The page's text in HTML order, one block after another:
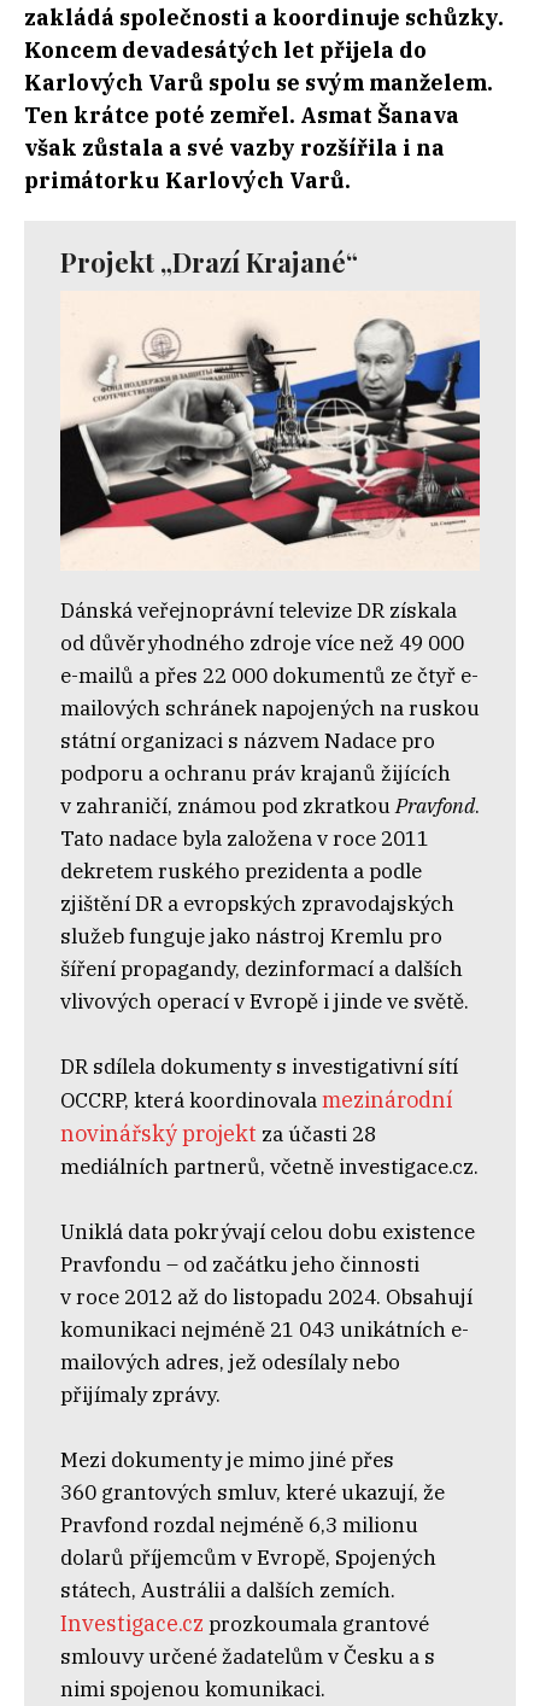
zakládá společnosti a koordinuje schůzky.
Koncem devadesátých let přijela do
Karlových Varů spolu se svým manželem.
Ten krátce poté zemřel. Asmat Šanava
však zůstala a své vazby rozšířila i na
primátorku Karlových Varů.
Projekt „Drazí Krajané“
Dánská veřejnoprávní televize DR získala
od důvěryhodného zdroje více než 49 000
e-mailů a přes 22 000 dokumentů ze čtyř e-
mailových schránek napojených na ruskou
státní organizaci s názvem Nadace pro
podporu a ochranu práv krajanů žijících
v zahraničí, známou pod zkratkouPravfond.
Tato nadace byla založena v roce 2011
dekretem ruského prezidenta a podle
zjištění DR a evropských zpravodajských
služeb funguje jako nástroj Kremlu pro
šíření propagandy, dezinformací a dalších
vlivových operací v Evropě i jinde ve světě.
DR sdílela dokumenty s investigativní sítí
OCCRP, která koordinovalamezinárodní
novinářský projekt za účasti 28
mediálních partnerů, včetně investigace.cz.
Uniklá data pokrývají celou dobu existence
Pravfondu – od začátku jeho činnosti
v roce 2012 až do listopadu 2024. Obsahují
komunikaci nejméně 21 043 unikátních e-
mailových adres, jež odesílaly nebo
přijímaly zprávy.
Mezi dokumenty je mimo jiné přes
360 grantových smluv, které ukazují, že
Pravfond rozdal nejméně 6,3 milionu
dolarů příjemcům v Evropě, Spojených
státech, Austrálii a dalších zemích.
Investigace.cz prozkoumala grantové
smlouvy určené žadatelům v Česku a s
nimi spojenou komunikaci.